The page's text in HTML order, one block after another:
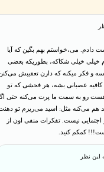
که پدرم رو از دست دادم. می،خواستم بهم بگین که آیا
خیلی خیلی شکاکه، بطوریکه بعضی
و فکر میکنه که دارن تعقیبش
کافیه عصبانی بشه، هر فحشی که تو
رو به سمت ما پرت می‌کنه حتی
هم می‌کنه مثل: اسید می‌ریزم تو
نیست. تفکرات منفی اون از
کمکم کنید.
این نظر